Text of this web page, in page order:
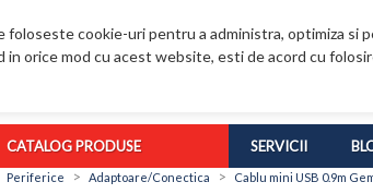
cookie-uri pentru a administra, optimiza si
in orice mod cu acest website, esti de acord cu
CATALOG PRODUSE SERVICII
Periferice > Adaptoare/Conectica > Cablu mini USB 0.9m